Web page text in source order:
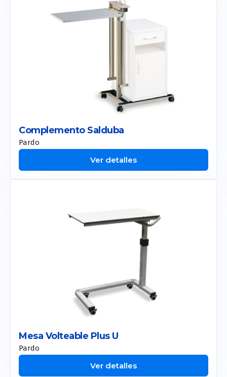
Complemento Salduba
Pardo
Ver detalles
Mesa Volteable Plus U
Pardo
Ver detalles